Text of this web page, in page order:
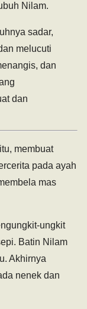
Nilam.
sadar,
melucuti
dan
dan
membuat
pada ayah
mas
ungkit
Batin Nilam
Akhirnya
nenek dan